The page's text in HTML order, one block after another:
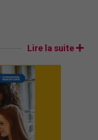
Lire la suite